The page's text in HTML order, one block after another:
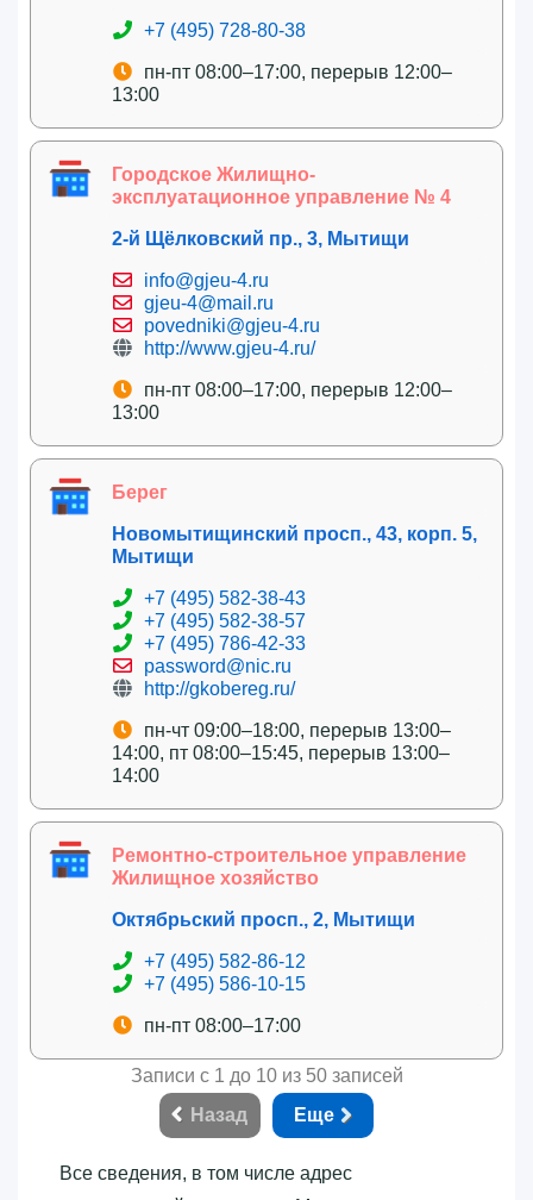
+7 (495) 728-80-38
пн-пт 08:00–17:00, перерыв 12:00–
13:00
Городское Жилищно-
эксплуатационное управление № 4
2-й Щёлковский пр., 3, Мытищи
info@gjeu-4.ru
gjeu-4@mail.ru
povedniki@gjeu-4.ru
http://www.gjeu-4.ru/
пн-пт 08:00–17:00, перерыв 12:00–
13:00
Берег
Новомытищинский просп., 43, корп. 5,
Мытищи
+7 (495) 582-38-43
+7 (495) 582-38-57
+7 (495) 786-42-33
password@nic.ru
http://gkobereg.ru/
пн-чт 09:00–18:00, перерыв 13:00–
14:00, пт 08:00–15:45, перерыв 13:00–
14:00
Ремонтно-строительное управление
Жилищное хозяйство
Октябрьский просп., 2, Мытищи
+7 (495) 582-86-12
+7 (495) 586-10-15
пн-пт 08:00–17:00
Записи с 1 до 10 из 50 записей
Назад
Еще
Все сведения, в том числе адрес